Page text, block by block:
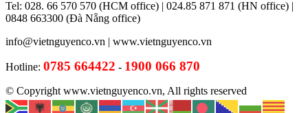
Tel: 028. 66 570 570 (HCM office) | 024.85 871 871 (HN office) |
0848 663300 (Đà Nẵng office)
info@vietnguyenco.vn | www.vietnguyenco.vn
Hotline: 0785 664422 - 1900 066 870
© Copyright www.vietnguyenco.vn, All rights reserved